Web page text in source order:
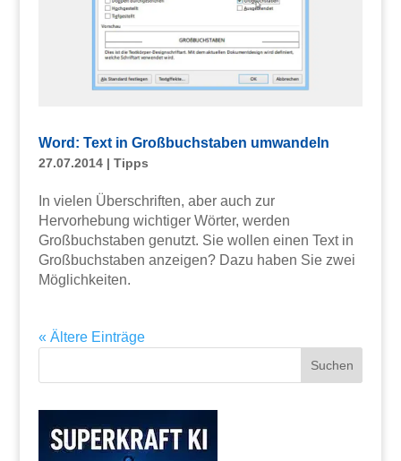
Word: Text in Großbuchstaben umwandeln
27.07.2014| Tipps
In vielen Überschriften, aber auch zur
Hervorhebung wichtiger Wörter, werden
Großbuchstaben genutzt. Sie wollen einen Text in
Großbuchstaben anzeigen? Dazu haben Sie zwei
Möglichkeiten.
« Ältere Einträge